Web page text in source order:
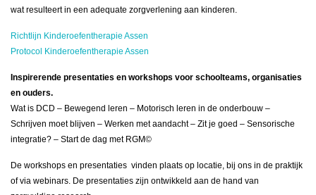
wat resulteert in een adequate zorgverlening aan kinderen.
Richtlijn Kinderoefentherapie Assen
Protocol Kinderoefentherapie Assen
Inspirerende presentaties en workshops voor schoolteams, organisaties
en ouders.
Wat is DCD – Bewegend leren – Motorisch leren in de onderbouw –
Schrijven moet blijven – Werken met aandacht – Zit je goed – Sensorische
integratie? – Start de dag met RGM©
De workshops en presentaties vinden plaats op locatie, bij ons in de praktijk
of via webinars. De presentaties zijn ontwikkeld aan de hand van